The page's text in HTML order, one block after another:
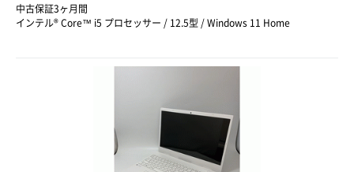
中古保証3ヶ月間
インテル® Core™ i5 プロセッサー / 12.5型 / Windows 11 Home